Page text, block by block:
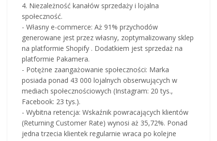
4. Niezależność kanałów sprzedaży i lojalna
społeczność.
- Własny e-commerce: Aż 91% przychodów
generowane jest przez własny, zoptymalizowany sklep
na platformie Shopify . Dodatkiem jest sprzedaż na
platformie Pakamera.
- Potężne zaangażowanie społeczności: Marka
posiada ponad 43 000 lojalnych obserwujących w
mediach społecznościowych (Instagram: 20 tys.,
Facebook: 23 tys.).
- Wybitna retencja: Wskaźnik powracających klientów
(Returning Customer Rate) wynosi aż 35,72%. Ponad
jedna trzecia klientek regularnie wraca po kolejne